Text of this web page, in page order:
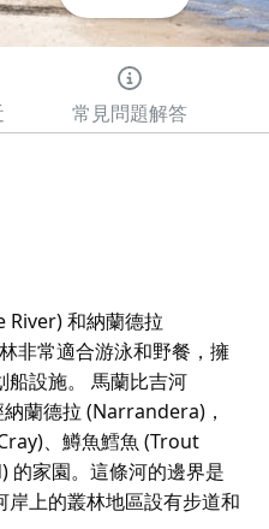
常見問題解答
和納蘭德拉
非常適合游泳和野餐，擁
船設施。 馬蘭比吉河
蘭德拉 (Narrandera)，
、鱒魚鱈魚 (Trout
的家園。這條河的邊界是
上的叢林地區設有步道和